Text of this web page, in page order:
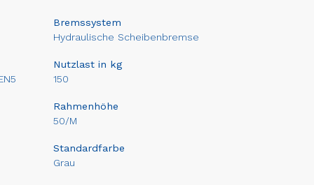
Bremssystem
Hydraulische Scheibenbremse
Nutzlast in kg
150
Rahmenhöhe
50/M
Standardfarbe
Grau